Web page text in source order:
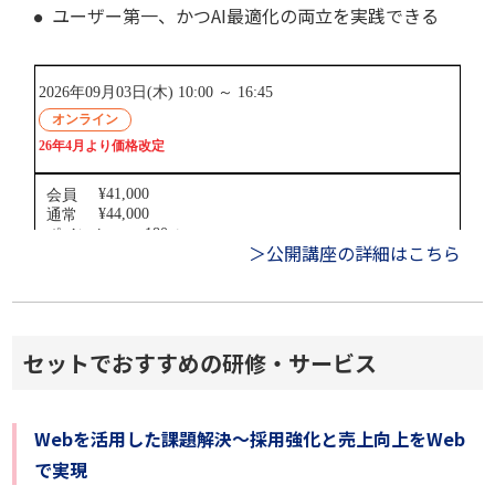
ユーザー第一、かつAI最適化の両立を実践できる
＞公開講座の詳細はこちら
セットでおすすめの研修・サービス
Webを活用した課題解決～採用強化と売上向上をWeb
で実現